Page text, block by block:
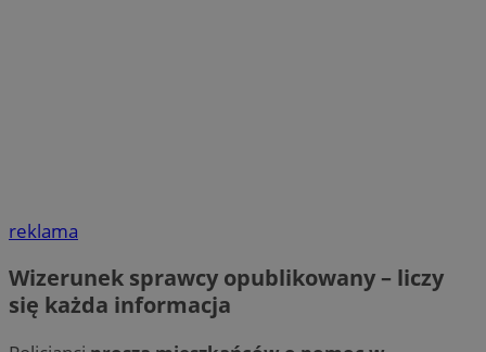
reklama
Wizerunek sprawcy opublikowany – liczy
się każda informacja